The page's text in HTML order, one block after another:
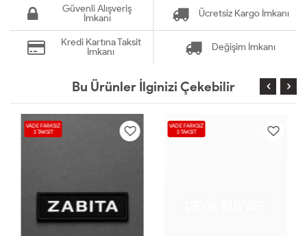
Güvenli Alışveriş
İmkanı
Ücretsiz Kargo İmkanı
Kredi Kartına Taksit
İmkanı
Değişim İmkanı
Bu Ürünler İlginizi Çekebilir
VADE FARKSIZ
3 TAKSİT
VADE FARKSIZ
3 TAKSİT